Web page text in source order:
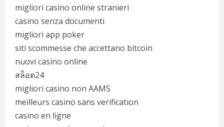
migliori casino online stranieri
casino senza documenti
migliori app poker
siti scommesse che accettano bitcoin
nuovi casino online
สล็อต24
migliori casino non AAMS
meilleurs casino sans verification
casino en ligne